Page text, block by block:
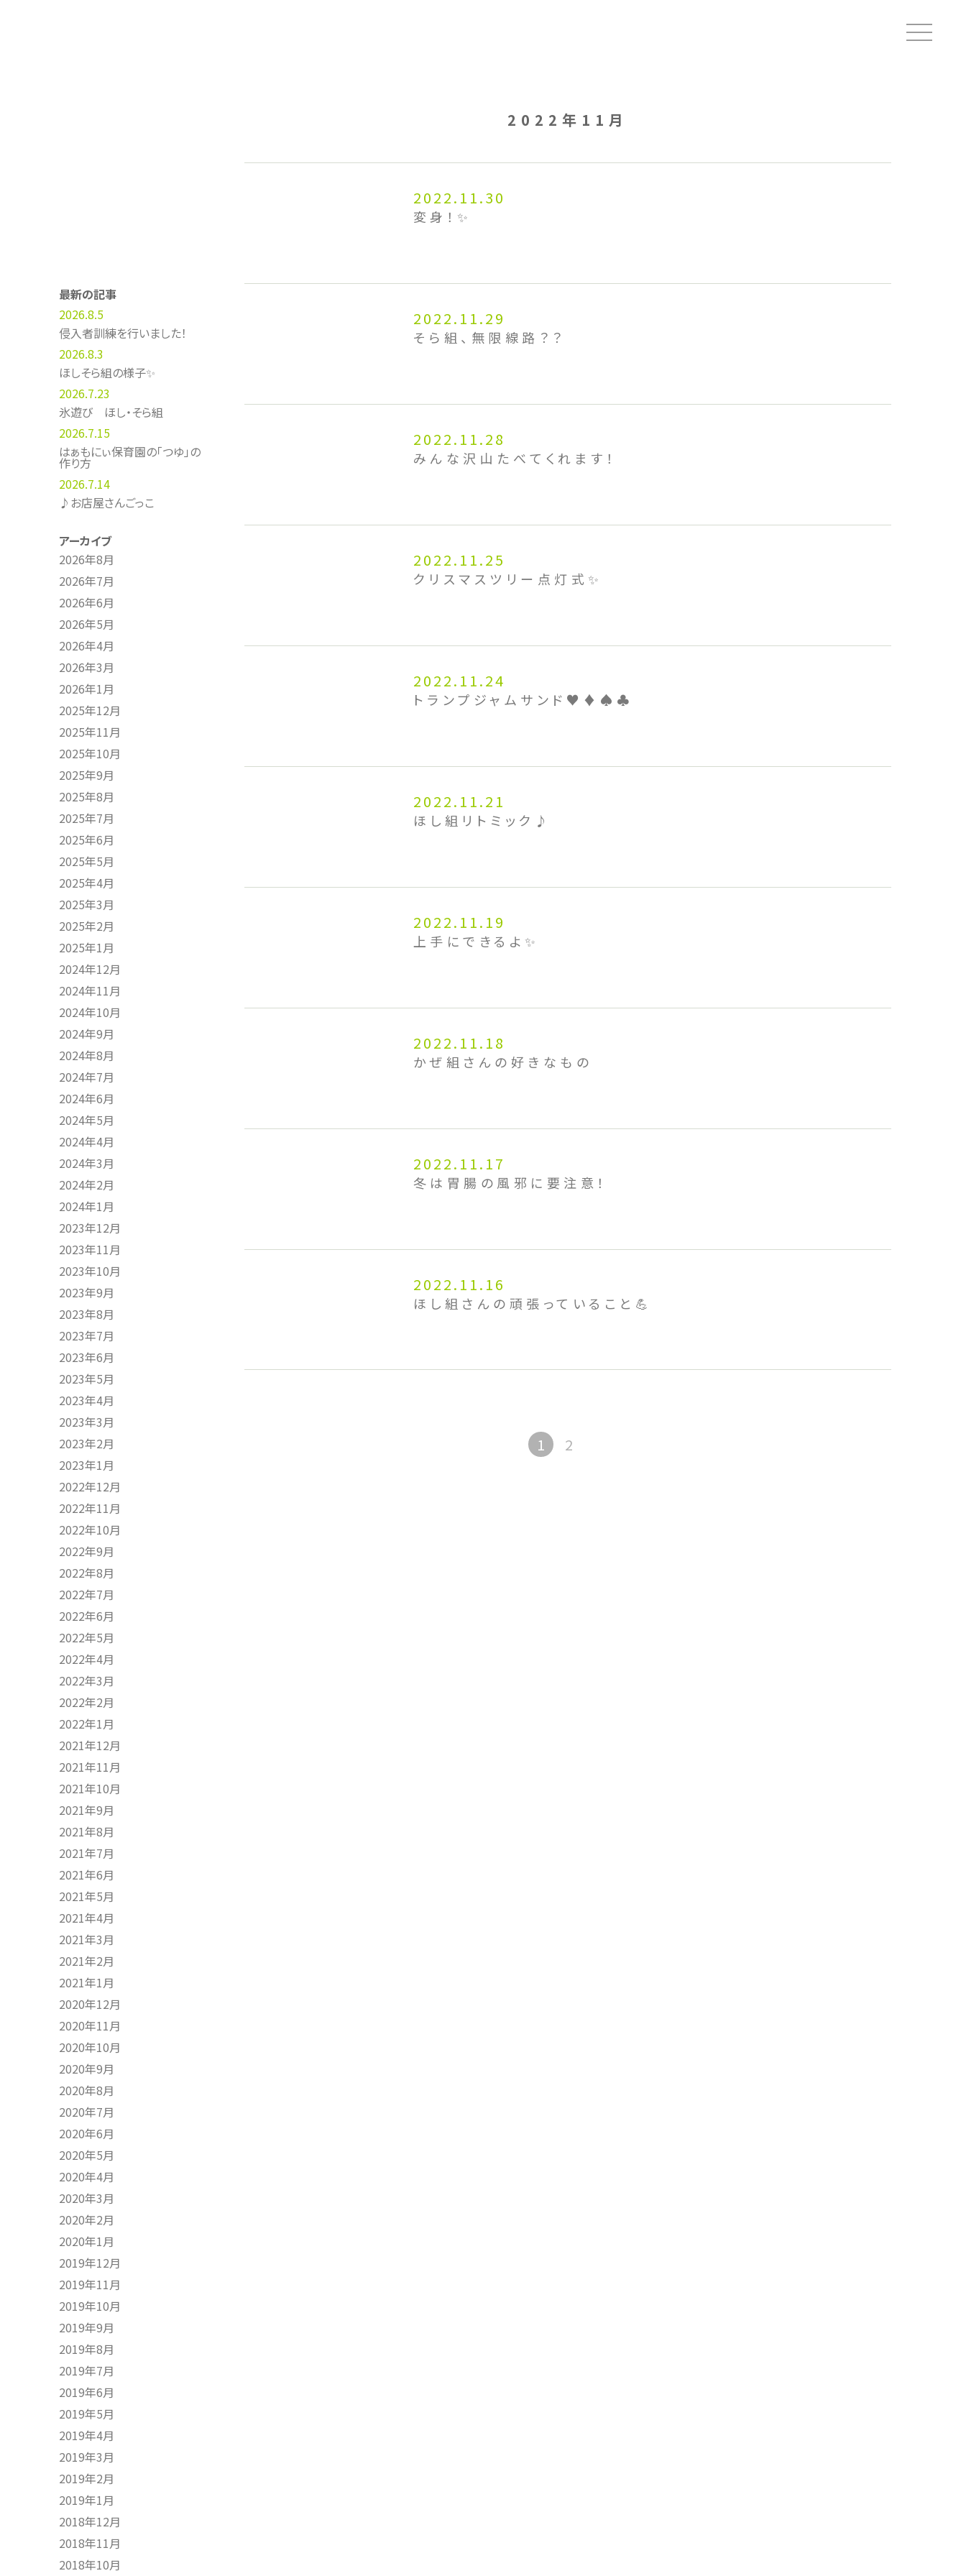
最新の記事
2026.8.5
侵入者訓練を行いました！
2026.8.3
ほしそら組の様子✨
2026.7.23
氷遊び ほし・そら組
2026.7.15
はぁもにぃ保育園の「つゆ」の
作り方
2026.7.14
♪お店屋さんごっこ
アーカイブ
2026年8月
2026年7月
2026年6月
2026年5月
2026年4月
2026年3月
2026年1月
2025年12月
2025年11月
2025年10月
2025年9月
2025年8月
2025年7月
2025年6月
2025年5月
2025年4月
2025年3月
2025年2月
2025年1月
2024年12月
2024年11月
2024年10月
2024年9月
2024年8月
2024年7月
2024年6月
2024年5月
2024年4月
2024年3月
2024年2月
2024年1月
2023年12月
2023年11月
2023年10月
2023年9月
2023年8月
2023年7月
2023年6月
2023年5月
2023年4月
2023年3月
2023年2月
2023年1月
2022年12月
2022年11月
2022年10月
2022年9月
2022年8月
2022年7月
2022年6月
2022年5月
2022年4月
2022年3月
2022年2月
2022年1月
2021年12月
2021年11月
2021年10月
2021年9月
2021年8月
2021年7月
2021年6月
2021年5月
2021年4月
2021年3月
2021年2月
2021年1月
2020年12月
2020年11月
2020年10月
2020年9月
2020年8月
2020年7月
2020年6月
2020年5月
2020年4月
2020年3月
2020年2月
2020年1月
2019年12月
2019年11月
2019年10月
2019年9月
2019年8月
2019年7月
2019年6月
2019年5月
2019年4月
2019年3月
2019年2月
2019年1月
2018年12月
2018年11月
2018年10月
2022年11月
2022.11.30
変身！✨
2022.11.29
そら組、無限線路？？
2022.11.28
みんな沢山たべてくれます！
2022.11.25
クリスマスツリー点灯式✨
2022.11.24
トランプジャムサンド♥️♦️♠️♣️
2022.11.21
ほし組リトミック♪
2022.11.19
上手にできるよ✨
2022.11.18
かぜ組さんの好きなもの
2022.11.17
冬は胃腸の風邪に要注意！
2022.11.16
ほし組さんの頑張っていること💪
1 2